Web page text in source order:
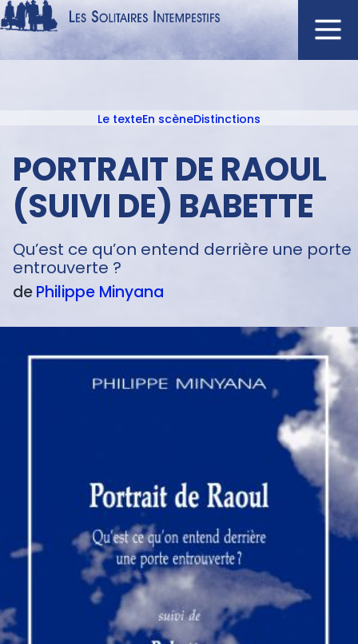
Aller
au
principal
Navigation
AUTEURS
À L'AFFICHE
DISTINCTIONS
CRITIQUES
texte
Le texteEn scèneDistinctions
PORTRAIT DE RAOUL
(SUIVI DE) BABETTE
Qu’est ce qu’on entend derrière une porte
entrouverte ?
dePhilippe Minyana